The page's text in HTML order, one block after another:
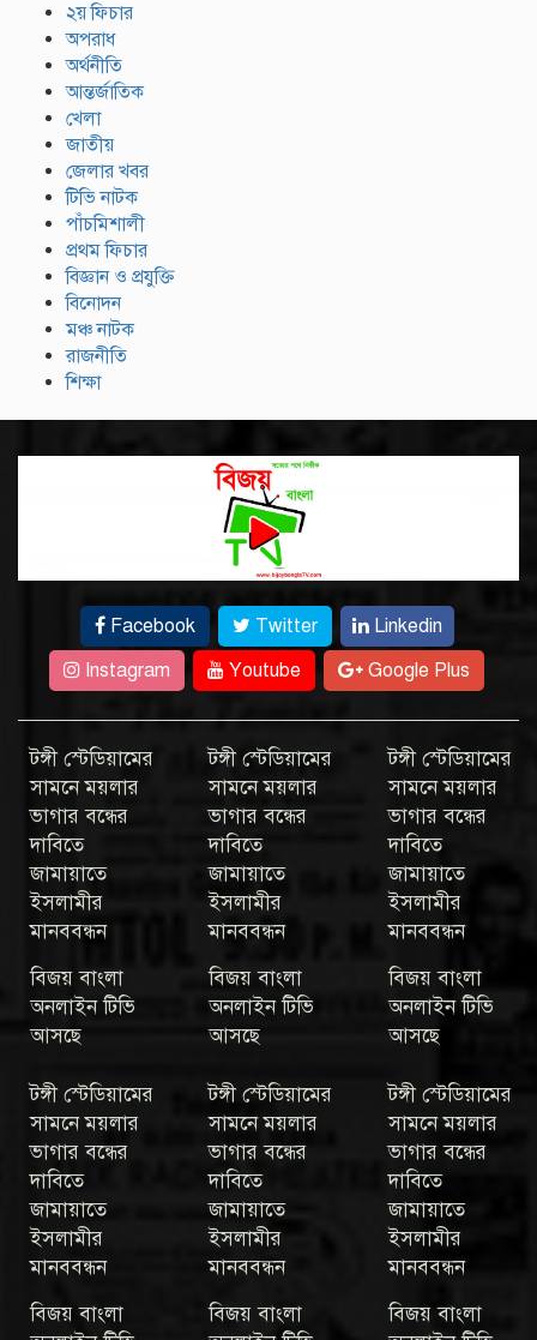
২য় ফিচার
অপরাধ
অর্থনীতি
আন্তর্জাতিক
খেলা
জাতীয়
জেলার খবর
টিভি নাটক
পাঁচমিশালী
প্রথম ফিচার
বিজ্ঞান ও প্রযুক্তি
বিনোদন
মঞ্চ নাটক
রাজনীতি
শিক্ষা
Facebook Twitter
Linkedin
Instagram
Youtube Google Plus
টঙ্গী স্টেডিয়ামের
সামনে ময়লার
ভাগার বন্ধের
দাবিতে
জামায়াতে
ইসলামীর
মানববন্ধন
বিজয় বাংলা
অনলাইন টিভি
আসছে
টঙ্গী স্টেডিয়ামের
সামনে ময়লার
ভাগার বন্ধের
দাবিতে
জামায়াতে
ইসলামীর
মানববন্ধন
বিজয় বাংলা
অনলাইন টিভি
আসছে
টঙ্গী স্টেডিয়ামের
সামনে ময়লার
ভাগার বন্ধের
দাবিতে
জামায়াতে
ইসলামীর
মানববন্ধন
বিজয় বাংলা
অনলাইন টিভি
আসছে
টঙ্গী স্টেডিয়ামের
সামনে ময়লার
ভাগার বন্ধের
দাবিতে
জামায়াতে
ইসলামীর
মানববন্ধন
বিজয় বাংলা
টঙ্গী স্টেডিয়ামের
সামনে ময়লার
ভাগার বন্ধের
দাবিতে
জামায়াতে
ইসলামীর
মানববন্ধন
বিজয় বাংলা
টঙ্গী স্টেডিয়ামের
সামনে ময়লার
ভাগার বন্ধের
দাবিতে
জামায়াতে
ইসলামীর
মানববন্ধন
বিজয় বাংলা